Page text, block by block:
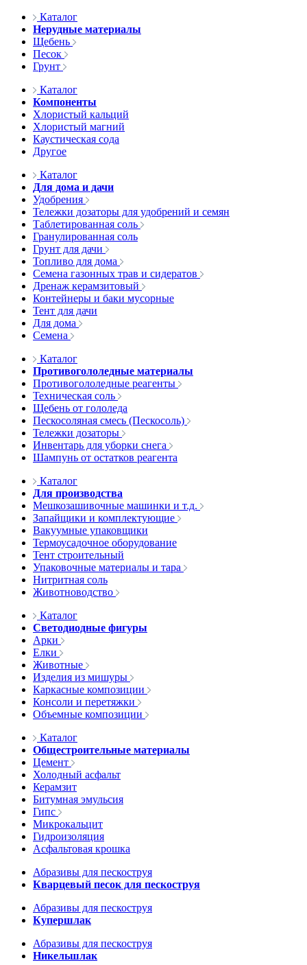
Каталог
Нерудные материалы
Щебень
Песок
Грунт
Каталог
Компоненты
Хлористый кальций
Хлористый магний
Каустическая сода
Другое
Каталог
Для дома и дачи
Удобрения
Тележки дозаторы для удобрений и семян
Таблетированная соль
Гранулированная соль
Грунт для дачи
Топливо для дома
Семена газонных трав и сидератов
Дренаж керамзитовый
Контейнеры и баки мусорные
Тент для дачи
Для дома
Семена
Каталог
Противогололедные материалы
Противогололедные реагенты
Техническая соль
Щебень от гололеда
Пескосоляная смесь (Пескосоль)
Тележки дозаторы
Инвентарь для уборки снега
Шампунь от остатков реагента
Каталог
Для производства
Мешкозашивочные машинки и т.д.
Запайщики и комплектующие
Вакуумные упаковщики
Термоусадочное оборудование
Тент строительный
Упаковочные материалы и тара
Нитритная соль
Животноводство
Каталог
Светодиодные фигуры
Арки
Елки
Животные
Изделия из мишуры
Каркасные композиции
Консоли и перетяжки
Объемные композиции
Каталог
Общестроительные материалы
Цемент
Холодный асфальт
Керамзит
Битумная эмульсия
Гипс
Микрокальцит
Гидроизоляция
Асфальтовая крошка
Абразивы для пескоструя
Кварцевый песок для пескоструя
Абразивы для пескоструя
Купершлак
Абразивы для пескоструя
Никельшлак